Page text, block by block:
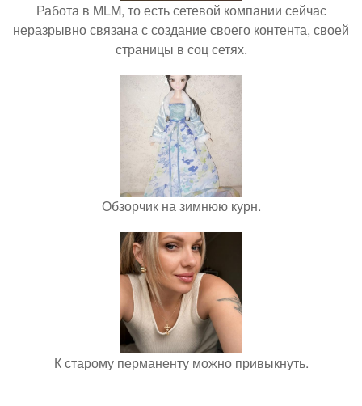
Работа в MLM, то есть сетевой компании сейчас
неразрывно связана с создание своего контента, своей
страницы в соц сетях.
Обзорчик на зимнюю курн.
К старому перманенту можно привыкнуть.